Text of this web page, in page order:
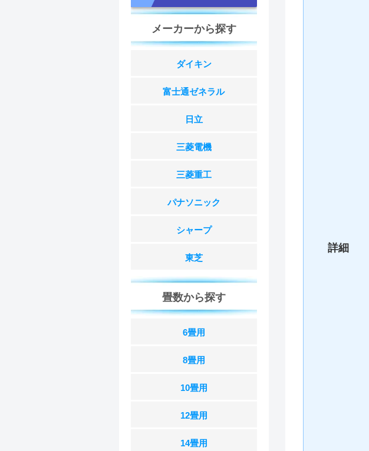
詳細
メーカーから探す
ダイキン
富士通ゼネラル
日立
三菱電機
三菱重工
パナソニック
シャープ
東芝
畳数から探す
6畳用
8畳用
10畳用
12畳用
14畳用